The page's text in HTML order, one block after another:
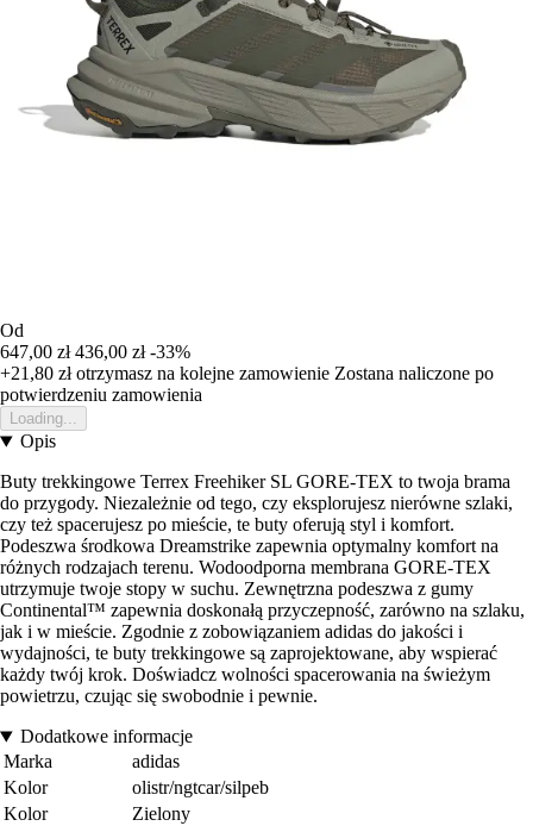
Od
647,00 zł 436,00 zł -33%
+21,80 złotrzymasz na kolejne zamowienie Zostana naliczone po
potwierdzeniu zamowienia
Loading...
Opis
Buty trekkingowe Terrex Freehiker SL GORE-TEX to twoja brama
do przygody. Niezależnie od tego, czy eksplorujesz nierówne szlaki,
czy też spacerujesz po mieście, te buty oferują styl i komfort.
Podeszwa środkowa Dreamstrike zapewnia optymalny komfort na
różnych rodzajach terenu. Wodoodporna membrana GORE-TEX
utrzymuje twoje stopy w suchu. Zewnętrzna podeszwa z gumy
Continental™ zapewnia doskonałą przyczepność, zarówno na szlaku,
jak i w mieście. Zgodnie z zobowiązaniem adidas do jakości i
wydajności, te buty trekkingowe są zaprojektowane, aby wspierać
każdy twój krok. Doświadcz wolności spacerowania na świeżym
powietrzu, czując się swobodnie i pewnie.
Dodatkowe informacje
Marka
adidas
Kolor
olistr/ngtcar/silpeb
Kolor
Zielony